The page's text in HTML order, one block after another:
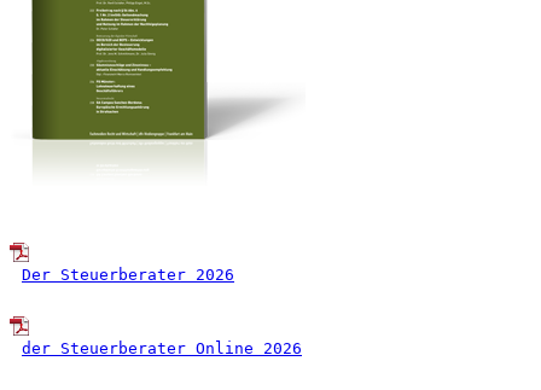
Der Steuerberater 2026
der Steuerberater Online 2026